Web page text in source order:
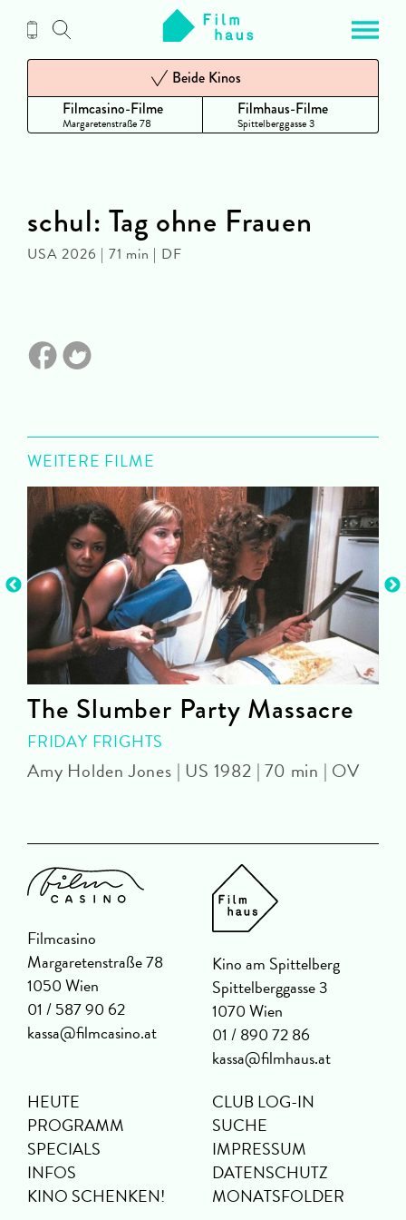
Inhalt
Filmcasino-Filme
Margaretenstraße 78
Beide Kinos
Filmhaus-Filme
Spittelberggasse 3
schul: Tag ohne Frauen
USA 2026 | 71 min | DF
WEITERE FILME
The Slumber Party Massacre
FRIDAY FRIGHTS
Amy Holden Jones | US 1982 | 70 min | OV
Filmcasino
Margaretenstraße 78
1050 Wien
01 / 587 90 62
kassa@filmcasino.at
Kino am Spittelberg
Spittelberggasse 3
1070 Wien
01 / 890 72 86
kassa@filmhaus.at
HEUTE
PROGRAMM
SPECIALS
INFOS
KINO SCHENKEN!
CLUB LOG-IN
SUCHE
IMPRESSUM
DATENSCHUTZ
MONATSFOLDER